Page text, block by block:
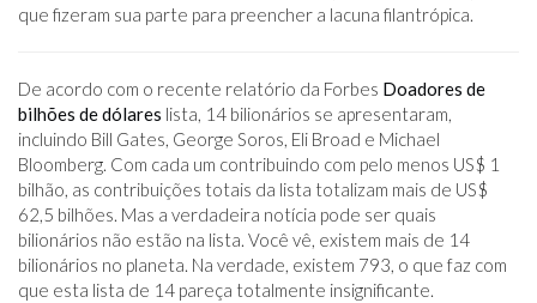
que fizeram sua parte para preencher a lacuna filantrópica.
De acordo com o recente relatório da Forbes Doadores de
bilhões de dólares lista, 14 bilionários se apresentaram,
incluindo Bill Gates, George Soros, Eli Broad e Michael
Bloomberg. Com cada um contribuindo com pelo menos US$ 1
bilhão, as contribuições totais da lista totalizam mais de US$
62,5 bilhões. Mas a verdadeira notícia pode ser quais
bilionários não estão na lista. Você vê, existem mais de 14
bilionários no planeta. Na verdade, existem 793, o que faz com
que esta lista de 14 pareça totalmente insignificante.